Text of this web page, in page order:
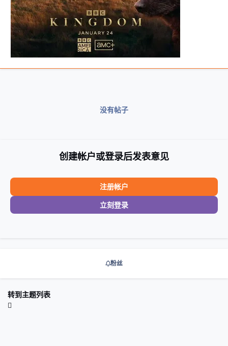
没有帖子
创建帐户或登录后发表意见
注册帐户
立刻登录
粉丝
转到主题列表